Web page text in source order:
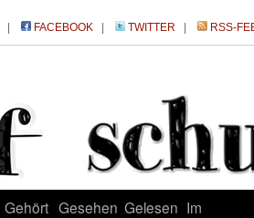
FACEBOOK TWITTER RSS-
Gehört Gesehen Gelesen Im